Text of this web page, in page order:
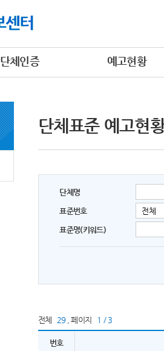
단체인증 예고현황
단체표준 예고현
단체명
표준번호
표준명(키워드)
전체 29 페이지 1 / 3
번호